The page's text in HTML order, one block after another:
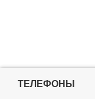
ТЕЛЕФОНЫ